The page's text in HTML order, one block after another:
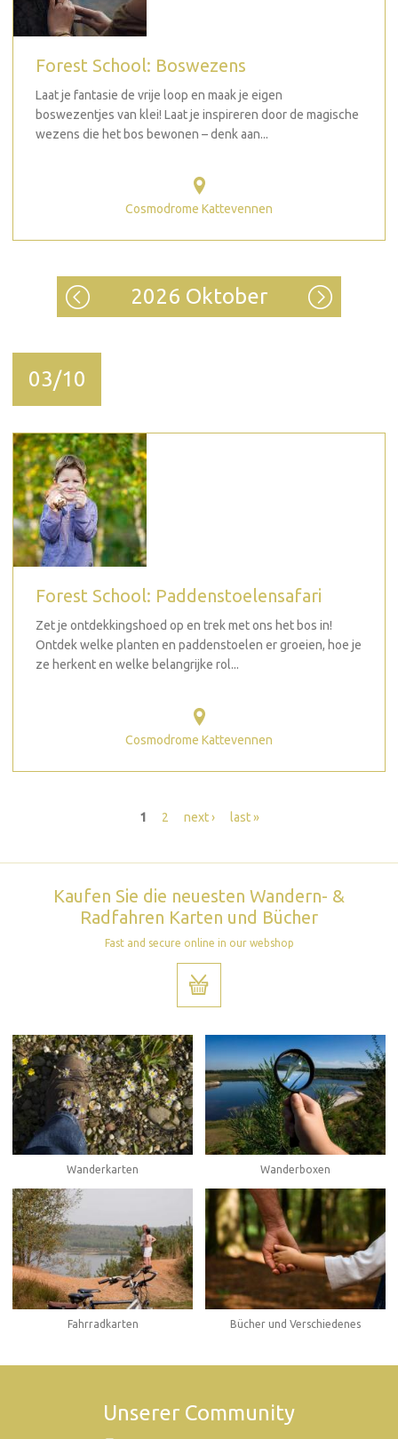
Forest School: Boswezens
Laat je fantasie de vrije loop en maak je eigen
boswezentjes van klei! Laat je inspireren door de magische
wezens die het bos bewonen – denk aan...
Cosmodrome Kattevennen
2026 Oktober
03/10
Forest School: Paddenstoelensafari
Zet je ontdekkingshoed op en trek met ons het bos in!
Ontdek welke planten en paddenstoelen er groeien, hoe je
ze herkent en welke belangrijke rol...
Cosmodrome Kattevennen
1 2 next › last »
Kaufen Sie die neuesten Wandern- &
Radfahren Karten und Bücher
Fast and secure online in our webshop
Wanderkarten Wanderboxen
Fahrradkarten Bücher und Verschiedenes
Unserer Community